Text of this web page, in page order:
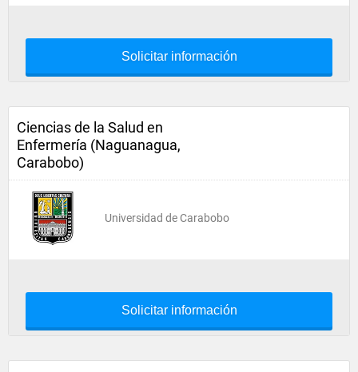
Solicitar información
Ciencias de la Salud en
Enfermería (Naguanagua,
Carabobo)
Universidad de Carabobo
Solicitar información